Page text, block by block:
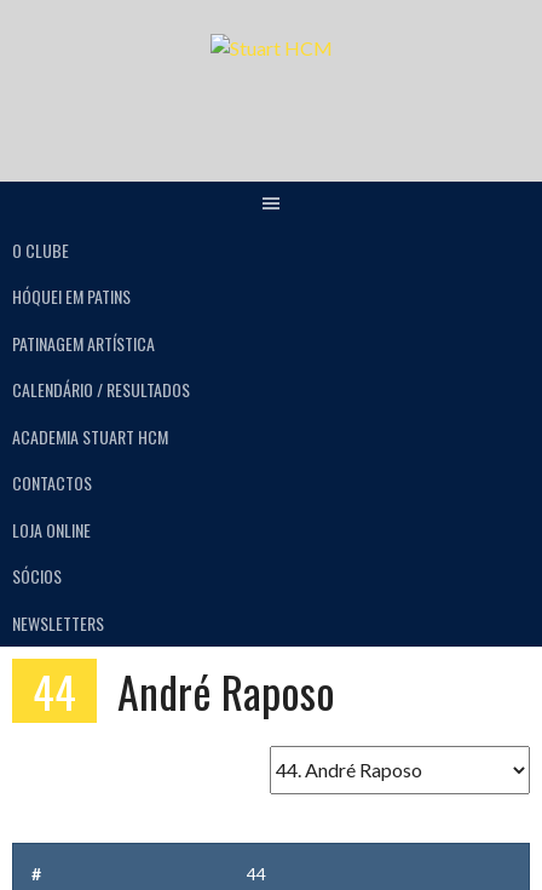
O CLUBE
HÓQUEI EM PATINS
PATINAGEM ARTÍSTICA
CALENDÁRIO / RESULTADOS
ACADEMIA STUART HCM
CONTACTOS
LOJA ONLINE
SÓCIOS
NEWSLETTERS
44 André Raposo
# 44